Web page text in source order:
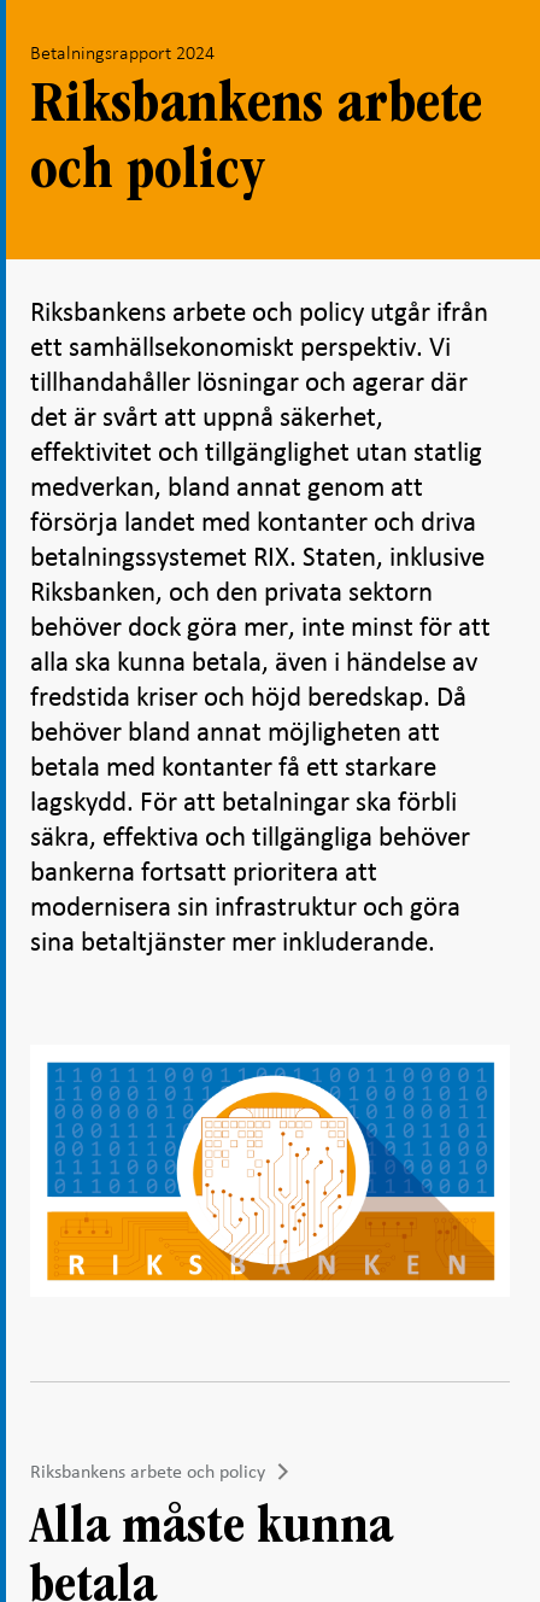
Betalningsrapport 2024
Riksbankens arbete
och policy
Riksbankens arbete och policy utgår ifrån
ett samhällsekonomiskt perspektiv. Vi
tillhandahåller lösningar och agerar där
det är svårt att uppnå säkerhet,
effektivitet och tillgänglighet utan statlig
medverkan, bland annat genom att
försörja landet med kontanter och driva
betalningssystemet RIX. Staten, inklusive
Riksbanken, och den privata sektorn
behöver dock göra mer, inte minst för att
alla ska kunna betala, även i händelse av
fredstida kriser och höjd beredskap. Då
behöver bland annat möjligheten att
betala med kontanter få ett starkare
lagskydd. För att betalningar ska förbli
säkra, effektiva och tillgängliga behöver
bankerna fortsatt prioritera att
modernisera sin infrastruktur och göra
sina betaltjänster mer inkluderande.
Riksbankens arbete och policy
Alla måste kunna
betala